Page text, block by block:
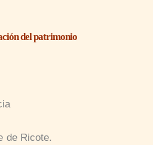
del patrimonio
de Ricote.